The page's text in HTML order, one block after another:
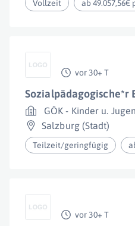
Vollzeit ab 49.057,56€
vor 30+ T
Sozialpädagogische*r
GÖK - Kinder u.
Salzburg (Stadt)
Teilzeit/geringfügig
vor 30+ T